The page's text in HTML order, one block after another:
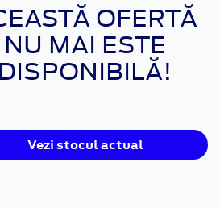
OFERTĂ
NU MAI ESTE
DISPONIBILĂ!
Vezi stocul actual